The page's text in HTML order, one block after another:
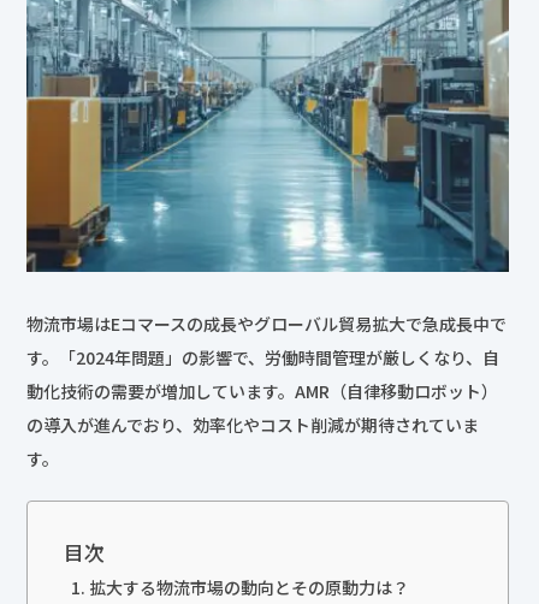
物流市場はEコマースの成長やグローバル貿易拡大で急成長中で
す。「2024年問題」の影響で、労働時間管理が厳しくなり、自
動化技術の需要が増加しています。AMR（自律移動ロボット）
の導入が進んでおり、効率化やコスト削減が期待されていま
す。
目次
拡大する物流市場の動向とその原動力は？